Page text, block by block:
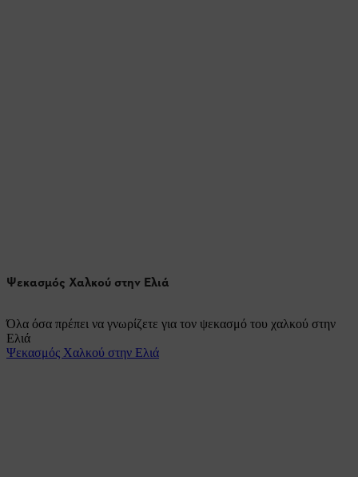
Ψεκασμός Χαλκού στην Ελιά
Όλα όσα πρέπει να γνωρίζετε για τον ψεκασμό του χαλκού στην
Ελιά
Ψεκασμός Χαλκού στην Ελιά